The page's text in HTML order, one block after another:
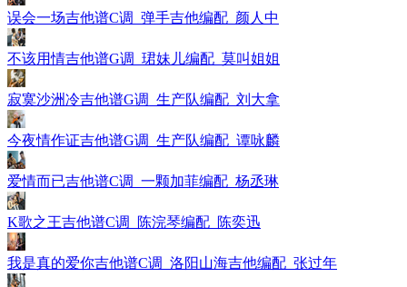
误会一场吉他谱C调_弹手吉他编配_颜人中
不该用情吉他谱G调_珺妹儿编配_莫叫姐姐
寂寞沙洲冷吉他谱G调_生产队编配_刘大拿
今夜情作证吉他谱G调_生产队编配_谭咏麟
爱情而已吉他谱C调_一颗加菲编配_杨丞琳
K歌之王吉他谱C调_陈浣琴编配_陈奕迅
我是真的爱你吉他谱C调_洛阳山海吉他编配_张过年